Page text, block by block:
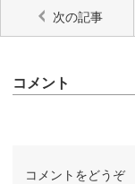
次の記事
コメント
コメントをどうぞ